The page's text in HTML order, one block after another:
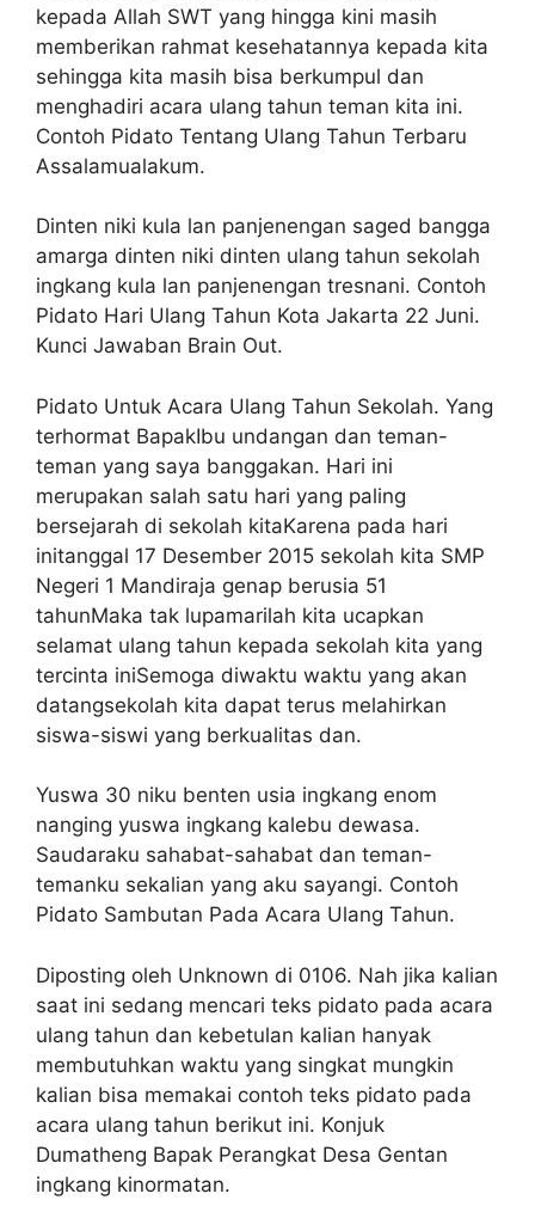
kepada Allah SWT yang hingga kini masih
memberikan rahmat kesehatannya kepada kita
sehingga kita masih bisa berkumpul dan
menghadiri acara ulang tahun teman kita ini.
Contoh Pidato Tentang Ulang Tahun Terbaru
Assalamualakum.
Dinten niki kula lan panjenengan saged bangga
amarga dinten niki dinten ulang tahun sekolah
ingkang kula lan panjenengan tresnani. Contoh
Pidato Hari Ulang Tahun Kota Jakarta 22 Juni.
Kunci Jawaban Brain Out.
Pidato Untuk Acara Ulang Tahun Sekolah. Yang
terhormat BapakIbu undangan dan teman-
teman yang saya banggakan. Hari ini
merupakan salah satu hari yang paling
bersejarah di sekolah kitaKarena pada hari
initanggal 17 Desember 2015 sekolah kita SMP
Negeri 1 Mandiraja genap berusia 51
tahunMaka tak lupamarilah kita ucapkan
selamat ulang tahun kepada sekolah kita yang
tercinta iniSemoga diwaktu waktu yang akan
datangsekolah kita dapat terus melahirkan
siswa-siswi yang berkualitas dan.
Yuswa 30 niku benten usia ingkang enom
nanging yuswa ingkang kalebu dewasa.
Saudaraku sahabat-sahabat dan teman-
temanku sekalian yang aku sayangi. Contoh
Pidato Sambutan Pada Acara Ulang Tahun.
Diposting oleh Unknown di 0106. Nah jika kalian
saat ini sedang mencari teks pidato pada acara
ulang tahun dan kebetulan kalian hanyak
membutuhkan waktu yang singkat mungkin
kalian bisa memakai contoh teks pidato pada
acara ulang tahun berikut ini. Konjuk
Dumatheng Bapak Perangkat Desa Gentan
ingkang kinormatan.